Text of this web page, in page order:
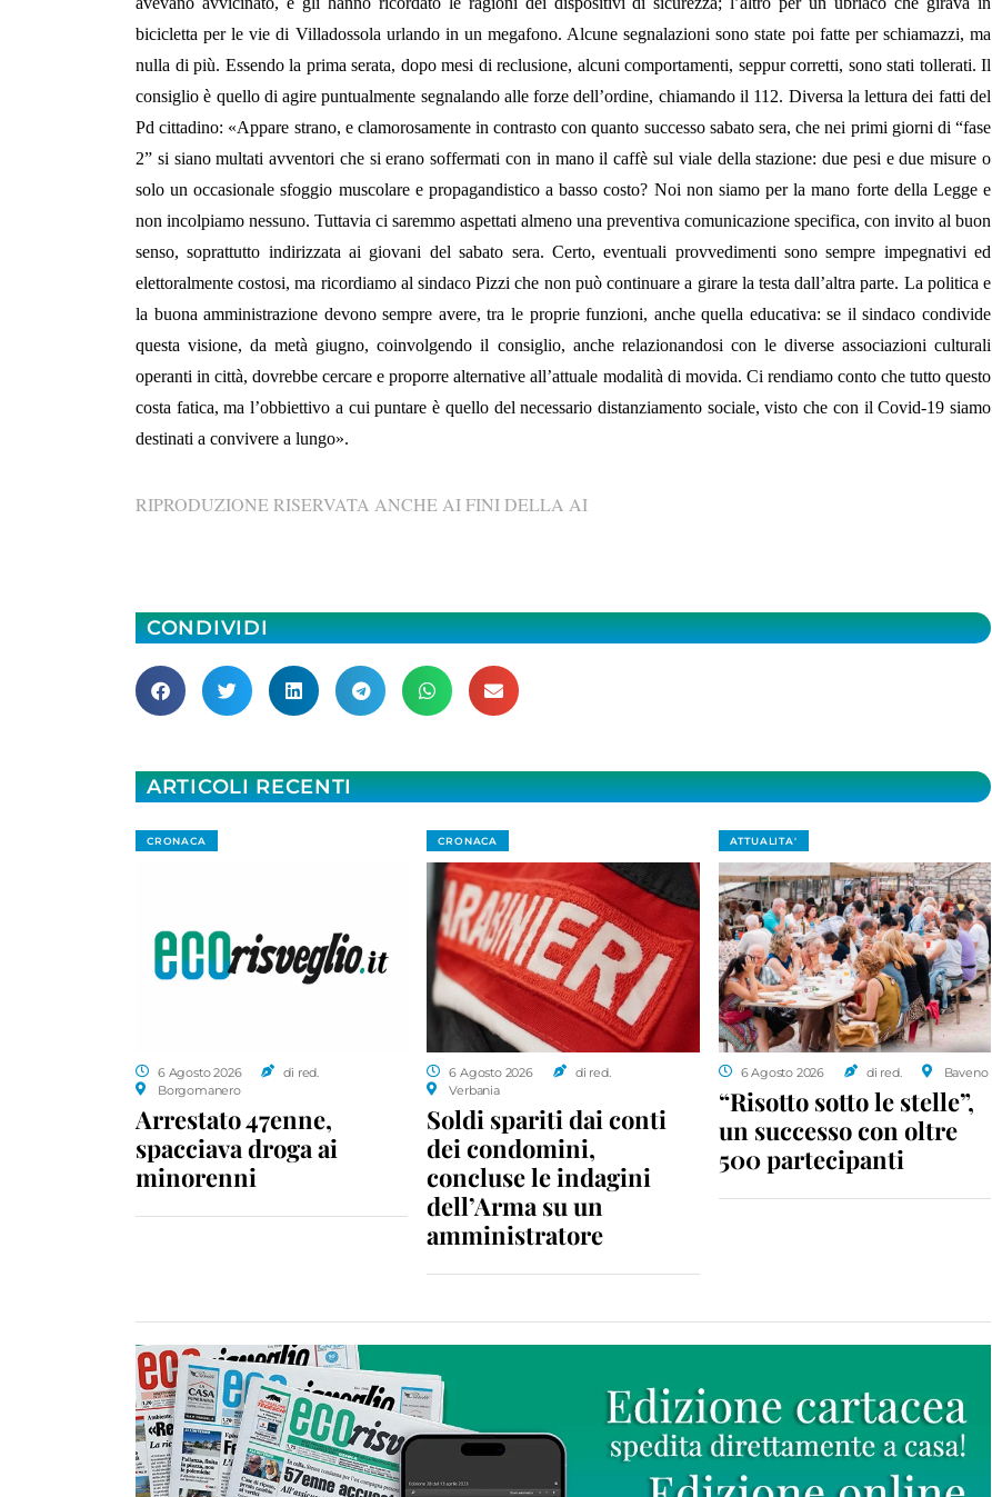
bicicletta per le vie di Villadossola urlando in un megafono. Alcune segnalazioni sono state poi fatte per schiamazzi, ma
nulla di più. Essendo la prima serata, dopo mesi di reclusione, alcuni comportamenti, seppur corretti, sono stati tollerati. Il
consiglio è quello di agire puntualmente segnalando alle forze dell’ordine, chiamando il 112. Diversa la lettura dei fatti del
Pd cittadino: «Appare strano, e clamorosamente in contrasto con quanto successo sabato sera, che nei primi giorni di “fase
2” si siano multati avventori che si erano soffermati con in mano il caffè sul viale della stazione: due pesi e due misure o
solo un occasionale sfoggio muscolare e propagandistico a basso costo? Noi non siamo per la mano forte della Legge e
non incolpiamo nessuno. Tuttavia ci saremmo aspettati almeno una preventiva comunicazione specifica, con invito al buon
senso, soprattutto indirizzata ai giovani del sabato sera. Certo, eventuali provvedimenti sono sempre impegnativi ed
elettoralmente costosi, ma ricordiamo al sindaco Pizzi che non può continuare a girare la testa dall’altra parte. La politica e
la buona amministrazione devono sempre avere, tra le proprie funzioni, anche quella educativa: se il sindaco condivide
questa visione, da metà giugno, coinvolgendo il consiglio, anche relazionandosi con le diverse associazioni culturali
operanti in città, dovrebbe cercare e proporre alternative all’attuale modalità di movida. Ci rendiamo conto che tutto questo
costa fatica, ma l’obbiettivo a cui puntare è quello del necessario distanziamento sociale, visto che con il Covid-19 siamo
destinati a convivere a lungo».
RIPRODUZIONE RISERVATA ANCHE AI FINI DELLA AI
CONDIVIDI
ARTICOLI RECENTI
CRONACA
6 Agosto 2026
di red.
Borgomanero
Arrestato 47enne,
spacciava droga ai
minorenni
CRONACA
6 Agosto 2026
di red.
Verbania
Soldi spariti dai conti
dei condomini,
concluse le indagini
dell’Arma su un
amministratore
ATTUALITA'
6 Agosto 2026 di red. Baveno
“Risotto sotto le stelle”,
un successo con oltre
500 partecipanti